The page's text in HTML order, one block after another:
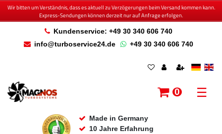
Wir bitten um Verständnis, dass es aktuell zu Verzögerungen beim Versand kommen kann.
Express-Sendungen können derzeit nur auf Anfrage erfolgen.
Kundenservice: +49 30 340 606 740
info@turboservice24.de
+49 30 340 606 740
Made in Germany
10 Jahre Erfahrung
0 ☰